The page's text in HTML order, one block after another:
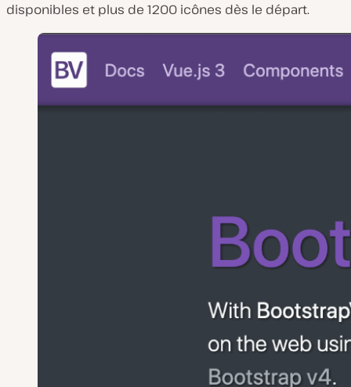
disponibles et plus de 1200 icônes dès le départ.